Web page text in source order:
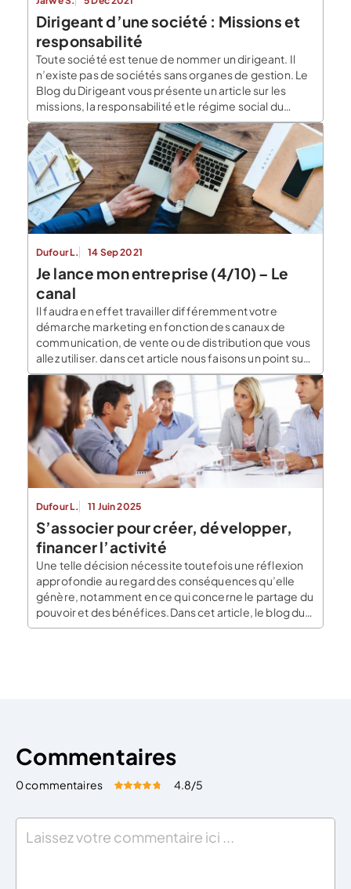
Dirigeant d’une société : Missions et
responsabilité
Toute société est tenue de nommer un dirigeant. Il
n’existe pas de sociétés sans organes de gestion. Le
Blog du Dirigeant vous présente un article sur les
missions, la responsabilité et le régime social du
dirigeant. Quelles sont les missions du dirigeant de
société ? Le dirigeant est la personne en charge de la
gestion […]
Dufour L. 14 Sep 2021
Je lance mon entreprise (4/10) – Le
canal
Il faudra en effet travailler différemment votre
démarche marketing en fonction des canaux de
communication, de vente ou de distribution que vous
allez utiliser. dans cet article nous faisons un point sur
ce qu’est un canal et sur ce que leur identification et
leur choix peuvent vous apporter. Comment définir
un canal ? Après avoir […]
Dufour L. 11 Juin 2025
S’associer pour créer, développer,
financer l’activité
Une telle décision nécessite toutefois une réflexion
approfondie au regard des conséquences qu’elle
génère, notamment en ce qui concerne le partage du
pouvoir et des bénéfices.Dans cet article, le blog du
dirigeant vous expose les avantages que présente
Commentaires
0 commentaires Évaluez cet article:
4.8/5